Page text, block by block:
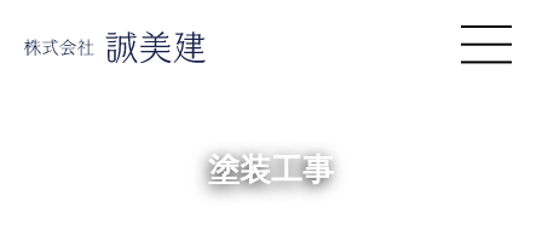
塗装工事